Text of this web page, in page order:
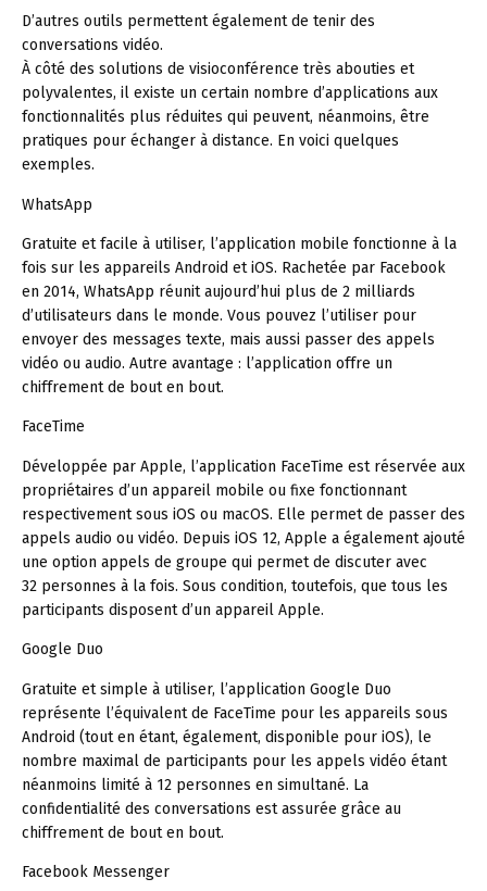
D’autres outils permettent également de tenir des
conversations vidéo.
À côté des solutions de visioconférence très abouties et
polyvalentes, il existe un certain nombre d’applications aux
fonctionnalités plus réduites qui peuvent, néanmoins, être
pratiques pour échanger à distance. En voici quelques
exemples.
WhatsApp
Gratuite et facile à utiliser, l’application mobile fonctionne à la
fois sur les appareils Android et iOS. Rachetée par Facebook
en 2014, WhatsApp réunit aujourd’hui plus de 2 milliards
d’utilisateurs dans le monde. Vous pouvez l’utiliser pour
envoyer des messages texte, mais aussi passer des appels
vidéo ou audio. Autre avantage : l’application offre un
chiffrement de bout en bout.
FaceTime
Développée par Apple, l’application FaceTime est réservée aux
propriétaires d’un appareil mobile ou fixe fonctionnant
respectivement sous iOS ou macOS. Elle permet de passer des
appels audio ou vidéo. Depuis iOS 12, Apple a également ajouté
une option appels de groupe qui permet de discuter avec
32 personnes à la fois. Sous condition, toutefois, que tous les
participants disposent d’un appareil Apple.
Google Duo
Gratuite et simple à utiliser, l’application Google Duo
représente l’équivalent de FaceTime pour les appareils sous
Android (tout en étant, également, disponible pour iOS), le
nombre maximal de participants pour les appels vidéo étant
néanmoins limité à 12 personnes en simultané. La
confidentialité des conversations est assurée grâce au
chiffrement de bout en bout.
Facebook Messenger